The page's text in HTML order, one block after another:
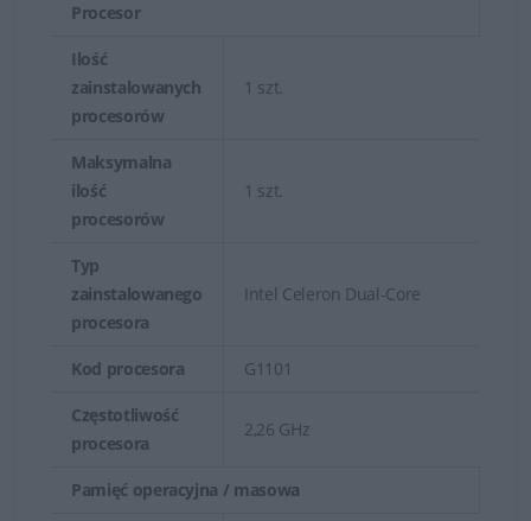
Procesor
Ilość
zainstalowanych
procesorów
1 szt.
Maksymalna
ilość
procesorów
1 szt.
Typ
zainstalowanego
procesora
Intel Celeron Dual-Core
Kod procesora G1101
Częstotliwość
procesora
2,26 GHz
Pamięć operacyjna / masowa